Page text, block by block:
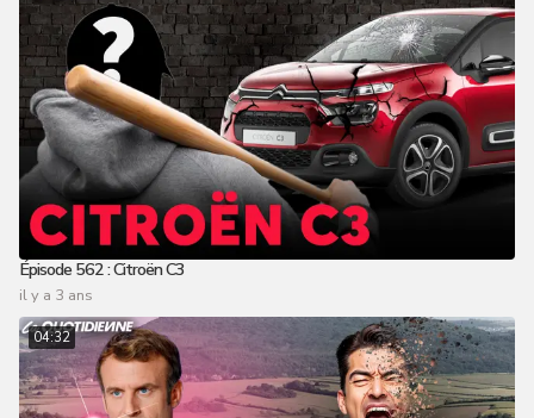
Épisode 562 : Citroën C3
il y a 3 ans
04:32